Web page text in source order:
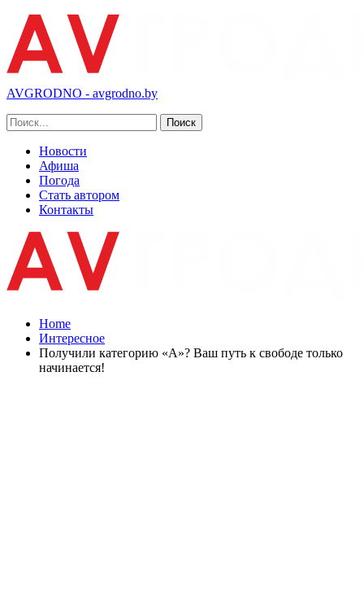
AVGRODNO - avgrodno.by
Новости
Афиша
Погода
Стать автором
Контакты
Home
Интересное
Получили категорию «А»? Ваш путь к свободе только
начинается!